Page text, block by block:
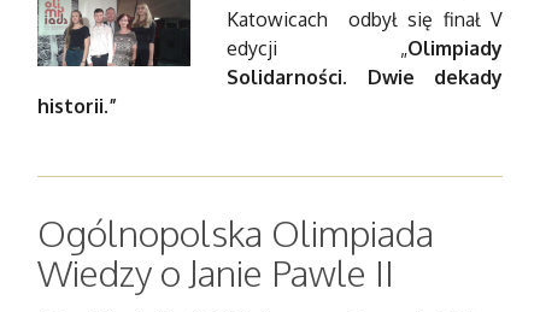
Katowicach odbył się finał V
edycji „Olimpiady
Solidarności. Dwie dekady
historii.”
Ogólnopolska Olimpiada
Wiedzy o Janie Pawle II